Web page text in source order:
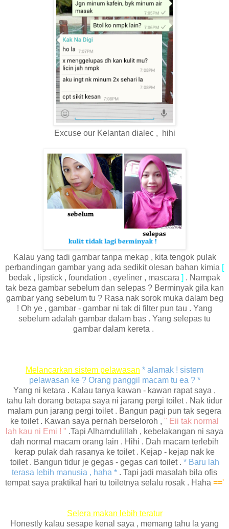
Excuse our Kelantan dialec , hihi
Kalau yang tadi gambar tanpa mekap , kita tengok pulak
perbandingan gambar yang ada sedikit olesan bahan kimia [
bedak , lipstick , foundation , eyeliner , mascara ] . Nampak
tak beza gambar sebelum dan selepas ? Berminyak gila kan
gambar yang sebelum tu ? Rasa nak sorok muka dalam beg
! Oh ye , gambar - gambar ni tak di filter pun tau . Yang
sebelum adalah gambar dalam bas . Yang selepas tu
gambar dalam kereta .
Melancarkan sistem pelawasan * alamak ! sistem
pelawasan ke ? Orang panggil macam tu ea ? *
Yang ni ketara . Kalau tanya kawan - kawan rapat saya ,
tahu lah dorang betapa saya ni jarang pergi toilet . Nak tidur
malam pun jarang pergi toilet . Bangun pagi pun tak segera
ke toilet . Kawan saya pernah berseloroh , " Eii tak normal
lah kau ni Emi ! " .Tapi Alhamdulillah , kebelakangan ni saya
dah normal macam orang lain . Hihi . Dah macam terlebih
kerap pulak dah rasanya ke toilet . Kejap - kejap nak ke
toilet . Bangun tidur je gegas - gegas cari toilet . * Baru lah
terasa lebih manusia , haha * . Tapi jadi masalah bila ofis
tempat saya praktikal hari tu toiletnya selalu rosak . Haha =='
Selera makan lebih teratur
Honestly kalau sesape kenal saya , memang tahu la yang